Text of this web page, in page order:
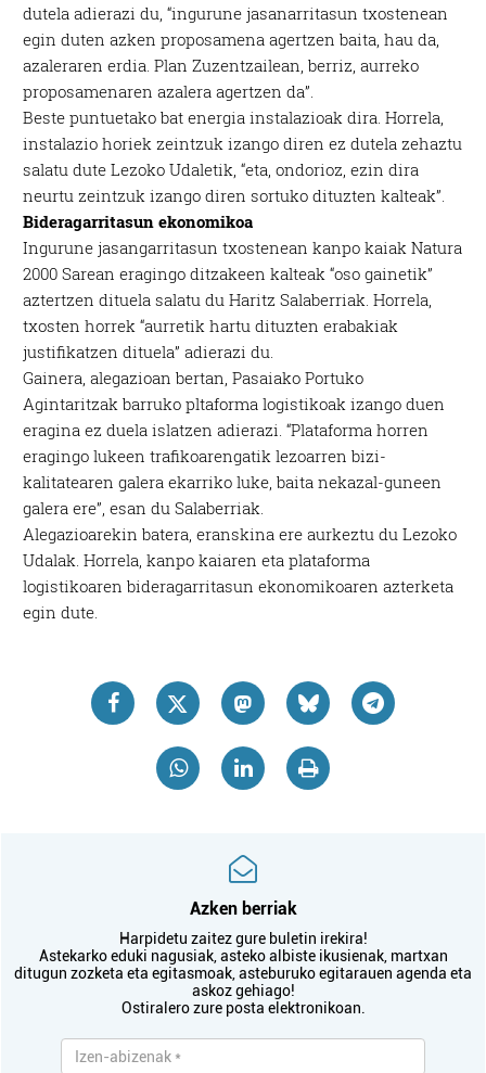
dutela adierazi du, “ingurune jasanarritasun txostenean
egin duten azken proposamena agertzen baita, hau da,
azaleraren erdia. Plan Zuzentzailean, berriz, aurreko
proposamenaren azalera agertzen da”.
Beste puntuetako bat energia instalazioak dira. Horrela,
instalazio horiek zeintzuk izango diren ez dutela zehaztu
salatu dute Lezoko Udaletik, “eta, ondorioz, ezin dira
neurtu zeintzuk izango diren sortuko dituzten kalteak”.
Bideragarritasun ekonomikoa
Ingurune jasangarritasun txostenean kanpo kaiak Natura
2000 Sarean eragingo ditzakeen kalteak “oso gainetik”
aztertzen dituela salatu du Haritz Salaberriak. Horrela,
txosten horrek “aurretik hartu dituzten erabakiak
justifikatzen dituela” adierazi du.
Gainera, alegazioan bertan, Pasaiako Portuko
Agintaritzak barruko pltaforma logistikoak izango duen
eragina ez duela islatzen adierazi. “Plataforma horren
eragingo lukeen trafikoarengatik lezoarren bizi-
kalitatearen galera ekarriko luke, baita nekazal-guneen
galera ere”, esan du Salaberriak.
Alegazioarekin batera, eranskina ere aurkeztu du Lezoko
Udalak. Horrela, kanpo kaiaren eta plataforma
logistikoaren bideragarritasun ekonomikoaren azterketa
egin dute.
Azken berriak
Harpidetu zaitez gure buletin irekira!
Astekarko eduki nagusiak, asteko albiste ikusienak, martxan
ditugun zozketa eta egitasmoak, asteburuko egitarauen agenda eta
askoz gehiago!
Ostiralero zure posta elektronikoan.